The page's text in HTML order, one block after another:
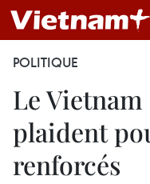
POLITIQUE
Le
plaident
renforcés